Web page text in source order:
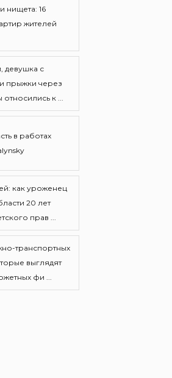
нищета: 16
жителей
девушка с
прыжки через
к ...
в работах
как уроженец
20 лет
прав ...
транспортных
выглядят
фи ...